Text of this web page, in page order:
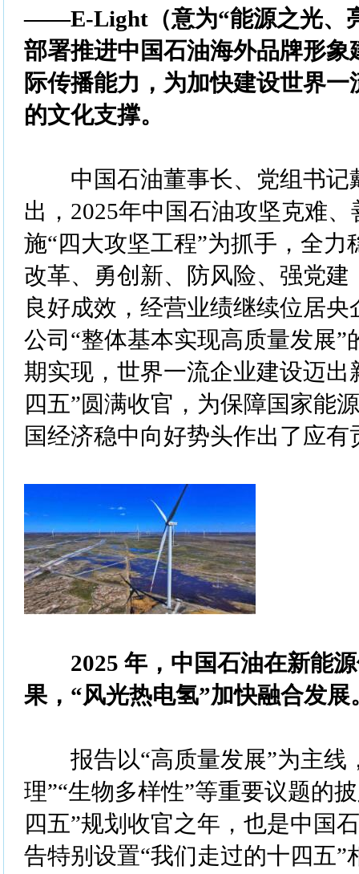
——E-Light（意为“能源之光、
部署推进中国石油海外品牌形象
际传播能力，为加快建设世界
的文化支撑。
中国石油董事长、党组书记
出，2025年中国石油攻坚克难
施“四大攻坚工程”为抓手，全力
改革、勇创新、防风险、强党建
良好成效，经营业绩继续位居
公司“整体基本实现高质量发展”
期实现，世界一流企业建设迈出
四五”圆满收官，为保障国家能
国经济稳中向好势头作出了应有
2025 年，中国石油在新能
果，“风光热电氢”加快融合发展
报告以“高质量发展”为主线
理”“生物多样性”等重要议题的
四五”规划收官之年，也是中国
告特别设置“我们走过的十四五”